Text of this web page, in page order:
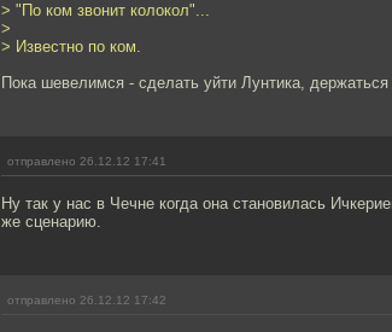
> "По ком звонит колокол"...
>
> Известно по ком.
Пока шевелимся - сделать уйти Лунтика, держаться
отправлено 26.12.12 17:41
Ну так у нас в Чечне когда она становилась
же сценарию.
отправлено 26.12.12 17:42